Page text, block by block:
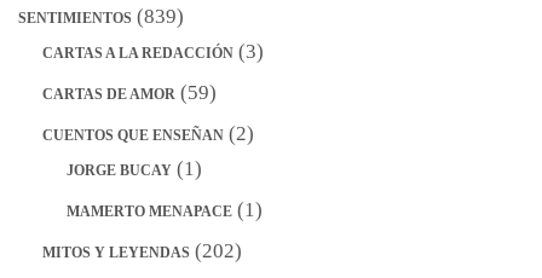
SENTIMIENTOS (839)
CARTAS A LA REDACCIÓN (3)
CARTAS DE AMOR (59)
CUENTOS QUE ENSEÑAN (2)
JORGE BUCAY (1)
MAMERTO MENAPACE (1)
MITOS Y LEYENDAS (202)